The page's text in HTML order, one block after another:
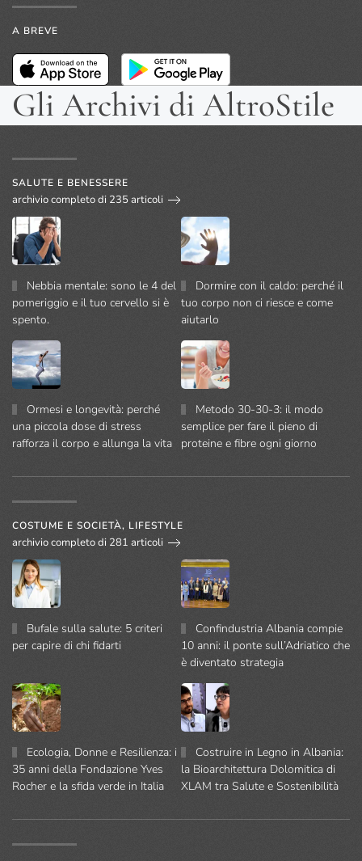
A BREVE
Gli Archivi di AltroStile
SALUTE E BENESSERE
archivio completo di 235 articoli
Nebbia mentale: sono le 4 del
pomeriggio e il tuo cervello si è
spento.
Dormire con il caldo: perché il
tuo corpo non ci riesce e come
aiutarlo
Ormesi e longevità: perché
una piccola dose di stress
rafforza il corpo e allunga la vita
Metodo 30-30-3: il modo
semplice per fare il pieno di
proteine e fibre ogni giorno
COSTUME E SOCIETÀ, LIFESTYLE
archivio completo di 281 articoli
Bufale sulla salute: 5 criteri
per capire di chi fidarti
Confindustria Albania compie
10 anni: il ponte sull’Adriatico che
è diventato strategia
Ecologia, Donne e Resilienza: i
35 anni della Fondazione Yves
Rocher e la sfida verde in Italia
Costruire in Legno in Albania:
la Bioarchitettura Dolomitica di
XLAM tra Salute e Sostenibilità